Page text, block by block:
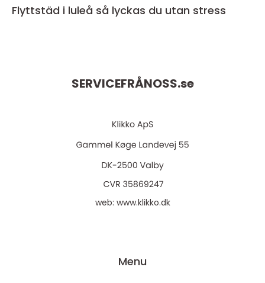
Flyttstäd i luleå så lyckas du utan stress
SERVICEFRÅNOSS.se
web: www.klikko.dk
Menu